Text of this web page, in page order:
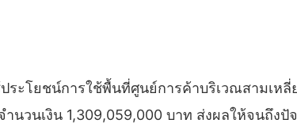
ะโยชน์การใช้พื้นที่ศูนย์การค้าบริเวณสามเห
วนเงิน 1,309,059,000 บาท ส่งผลให้จนถึง